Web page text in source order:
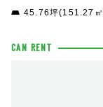
45.76坪(151.27
CAN RENT